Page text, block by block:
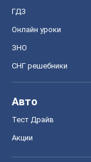
ГДЗ
Онлайн уроки
ЗНО
СНГ решебники
Авто
Тест Драйв
Акции